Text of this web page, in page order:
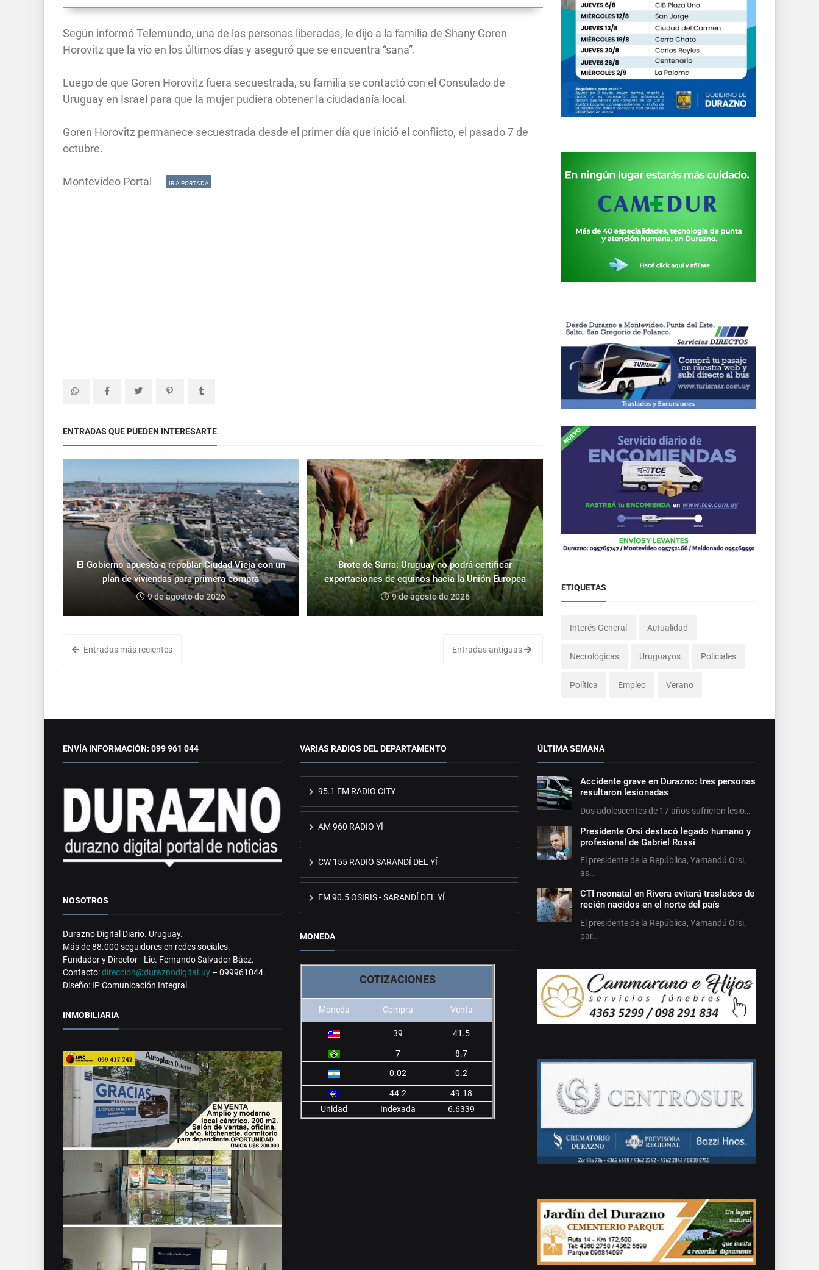
Según informó Telemundo, una de las personas liberadas, le dijo a la familia de Shany Goren
Horovitz que la vio en los últimos días y aseguró que se encuentra “sana”.
Luego de que Goren Horovitz fuera secuestrada, su familia se contactó con el Consulado de
Uruguay en Israel para que la mujer pudiera obtener la ciudadanía local.
Goren Horovitz permanece secuestrada desde el primer día que inició el conflicto, el pasado 7 de
octubre.
Montevideo Portal IR A PORTADA
ENTRADAS QUE PUEDEN INTERESARTE
El Gobierno apuesta a repoblar Ciudad Vieja con un
plan de viviendas para primera compra
9 de agosto de 2026
Brote de Surra: Uruguay no podrá certificar
exportaciones de equinos hacia la Unión Europea
9 de agosto de 2026
Entradas más recientes Entradas antiguas
ETIQUETAS
Interés General Actualidad
Necrológicas Uruguayos Policiales
Política Empleo Verano
ENVÍA INFORMACIÓN: 099 961 044
NOSOTROS
Durazno Digital Diario. Uruguay.
Más de 88.000 seguidores en redes sociales.
Fundador y Director - Lic. Fernando Salvador Báez.
Contacto:direccion@duraznodigital.uy – 099961044.
Diseño: IP Comunicación Integral.
INMOBILIARIA
VARIAS RADIOS DEL DEPARTAMENTO
95.1 FM RADIO CITY
AM 960 RADIO YÍ
CW 155 RADIO SARANDÍ DEL YÍ
FM 90.5 OSIRIS - SARANDÍ DEL YÍ
MONEDA
COTIZACIONES
Moneda Compra Venta
39 41.5
7
8.7
0.02
0.2
44.2
49.18
Unidad
Indexada 6.6339
ÚLTIMA SEMANA
Accidente grave en Durazno: tres personas
resultaron lesionadas
Dos adolescentes de 17 años sufrieron lesio…
Presidente Orsi destacó legado humano y
profesional de Gabriel Rossi
El presidente de la República, Yamandú Orsi,
as…
CTI neonatal en Rivera evitará traslados de
recién nacidos en el norte del país
El presidente de la República, Yamandú Orsi,
par…